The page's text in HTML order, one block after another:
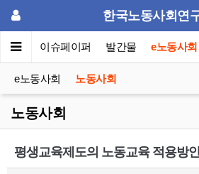
한국노동사회연
포럼 이슈페이퍼 발간물 e노동사회
e노동사회 노동사회
노동사회
평생교육제도의 노동교육 적용방